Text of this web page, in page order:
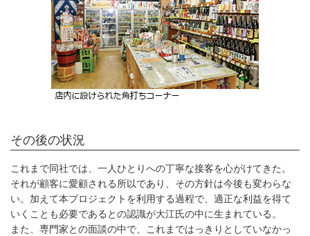
その後の状況
これまで同社では、一人ひとりへの丁寧な接客を心がけてきた。
それが顧客に愛顧される所以であり、その方針は今後も変わらな
い。加えて本プロジェクトを利用する過程で、適正な利益を得て
いくことも必要であるとの認識が大江氏の中に生まれている。
また、専門家との面談の中で、これまではっきりとしていなかっ